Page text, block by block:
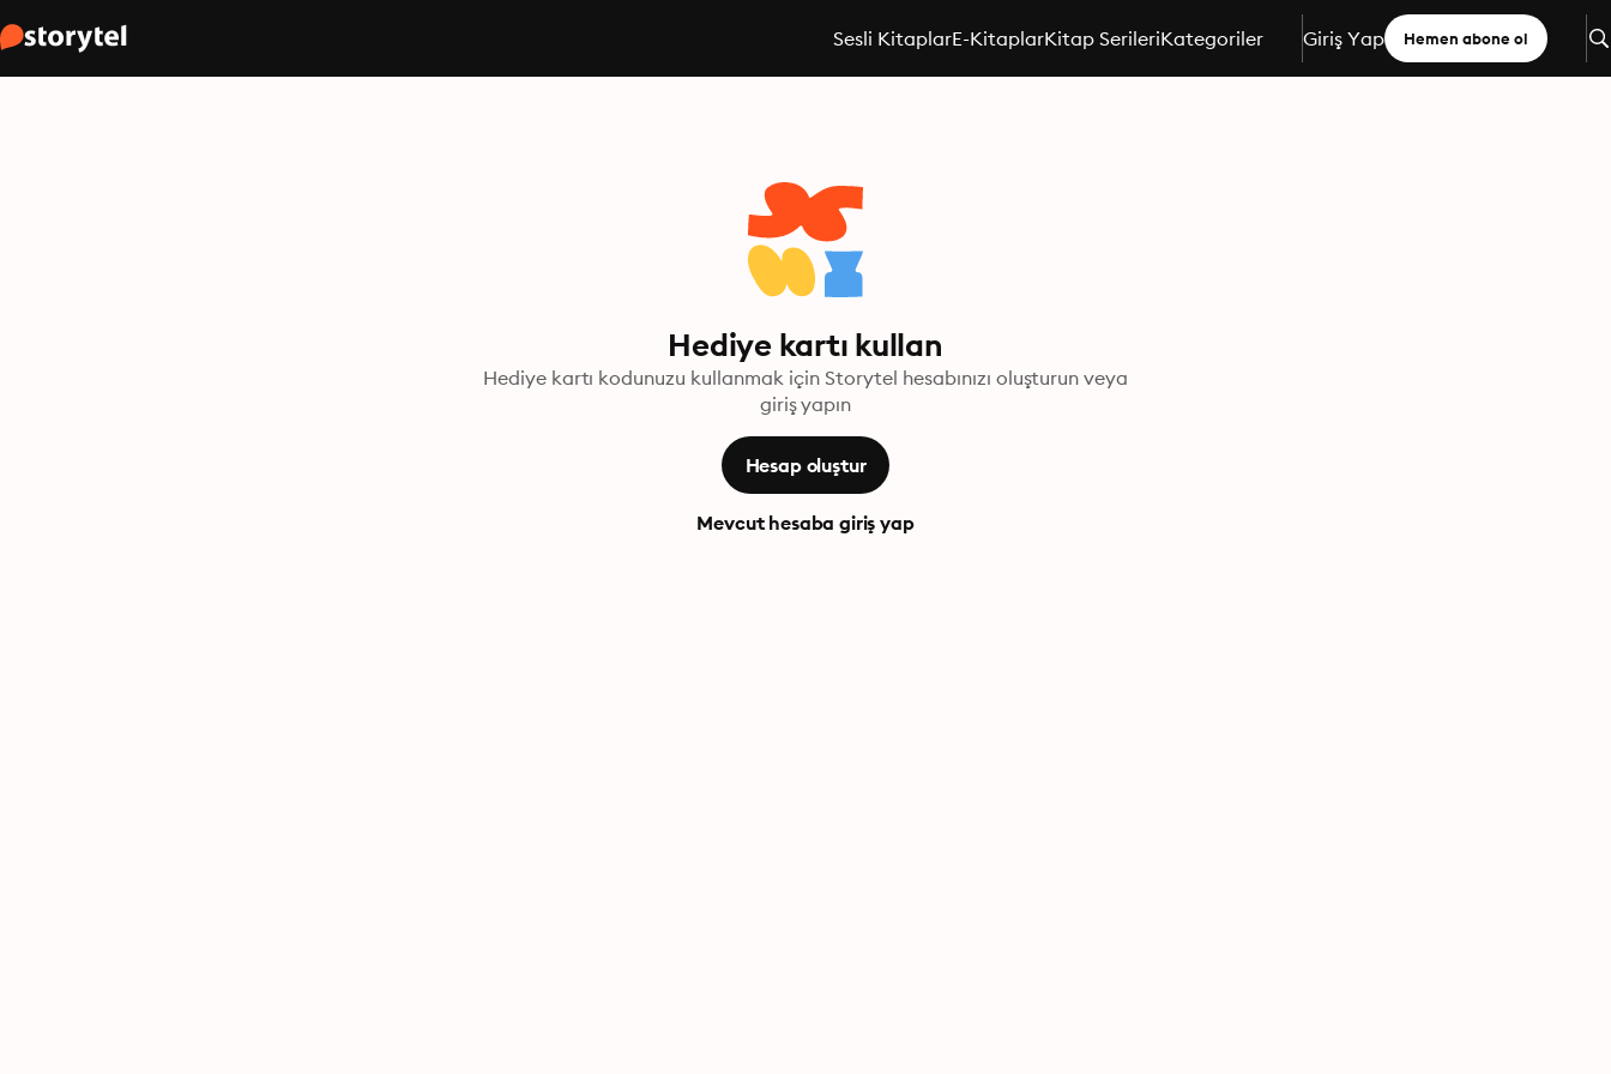
Sesli KitaplarE-KitaplarKitap SerileriKategoriler Giriş Yap Hemen abone ol
Hediye kartı kullan
Hediye kartı kodunuzu kullanmak için Storytel hesabınızı oluşturun veya
giriş yapın
Hesap oluştur
Mevcut hesaba giriş yap